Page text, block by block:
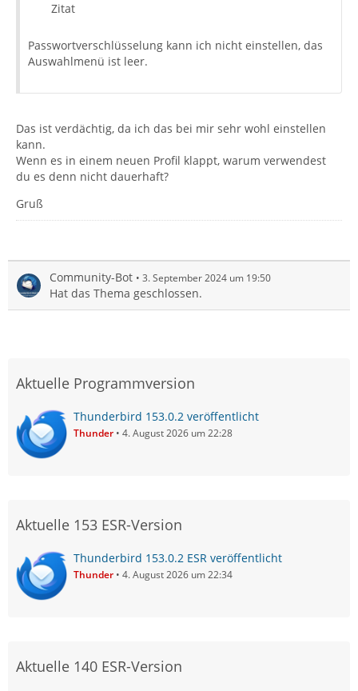
Zitat
Passwortverschlüsselung kann ich nicht einstellen, das
Auswahlmenü ist leer.
Das ist verdächtig, da ich das bei mir sehr wohl einstellen
kann.
Wenn es in einem neuen Profil klappt, warum verwendest
du es denn nicht dauerhaft?
Gruß
Community-Bot 3. September 2024 um 19:50
Hat das Thema geschlossen.
Aktuelle Programmversion
Thunderbird 153.0.2 veröffentlicht
Thunder 4. August 2026 um 22:28
Aktuelle 153 ESR-Version
Thunderbird 153.0.2 ESR veröffentlicht
Thunder 4. August 2026 um 22:34
Aktuelle 140 ESR-Version